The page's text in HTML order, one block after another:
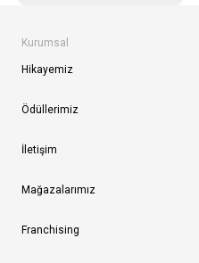
Kurumsal
Hikayemiz
Ödüllerimiz
İletişim
Mağazalarımız
Franchising